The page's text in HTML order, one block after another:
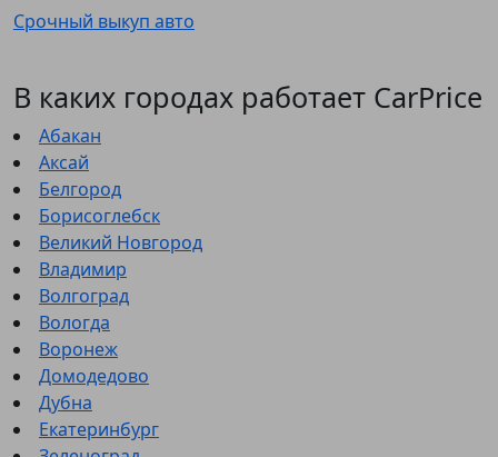
Срочный выкуп авто
В каких городах работает CarPrice
Абакан
Аксай
Белгород
Борисоглебск
Великий Новгород
Владимир
Волгоград
Вологда
Воронеж
Домодедово
Дубна
Екатеринбург